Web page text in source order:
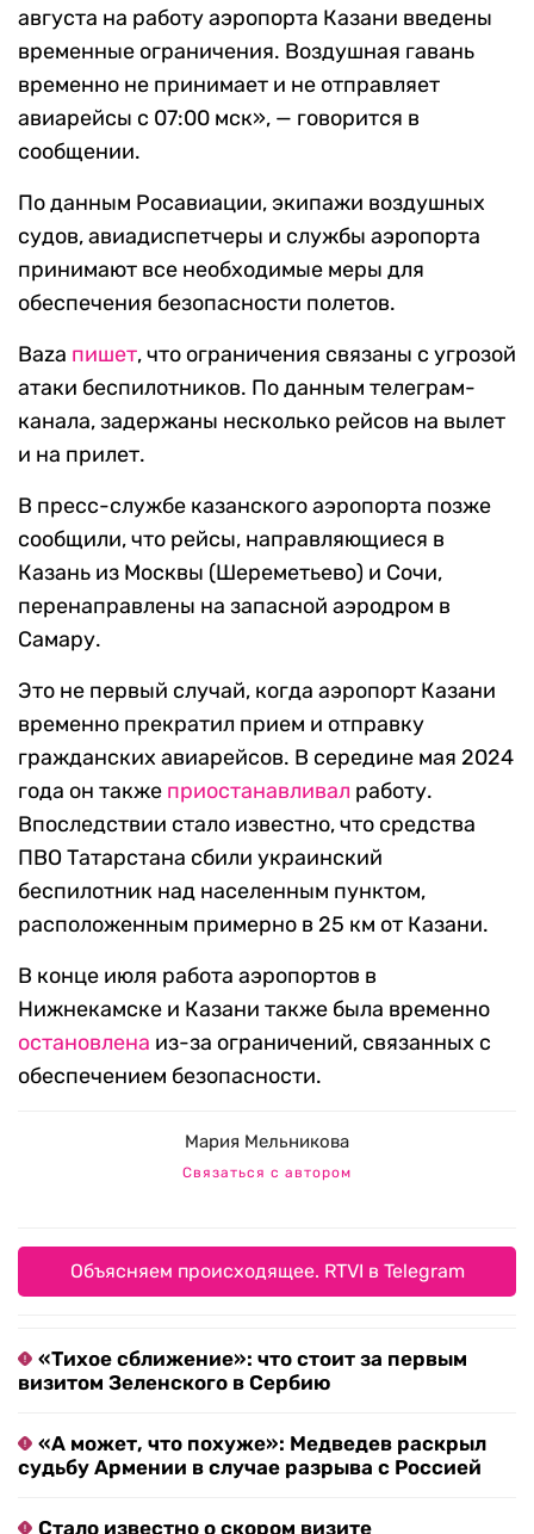
августа на работу аэропорта Казани введены
временные ограничения. Воздушная гавань
временно не принимает и не отправляет
авиарейсы с 07:00 мск», — говорится в
сообщении.
По данным Росавиации, экипажи воздушных
судов, авиадиспетчеры и службы аэропорта
принимают все необходимые меры для
обеспечения безопасности полетов.
Baza пишет, что ограничения связаны с угрозой
атаки беспилотников. По данным телеграм-
канала, задержаны несколько рейсов на вылет
и на прилет.
В пресс-службе казанского аэропорта позже
сообщили, что рейсы, направляющиеся в
Казань из Москвы (Шереметьево) и Сочи,
перенаправлены на запасной аэродром в
Самару.
Это не первый случай, когда аэропорт Казани
временно прекратил прием и отправку
гражданских авиарейсов. В середине мая 2024
года он также приостанавливал работу.
Впоследствии стало известно, что средства
ПВО Татарстана сбили украинский
беспилотник над населенным пунктом,
расположенным примерно в 25 км от Казани.
В конце июля работа аэропортов в
Нижнекамске и Казани также была временно
остановлена из-за ограничений, связанных с
обеспечением безопасности.
Мария Мельникова
Связаться с автором
Объясняем происходящее. RTVI в Telegram
«Тихое сближение»: что стоит за первым
визитом Зеленского в Сербию
«А может, что похуже»: Медведев раскрыл
судьбу Армении в случае разрыва с Россией
Стало известно о скором визите